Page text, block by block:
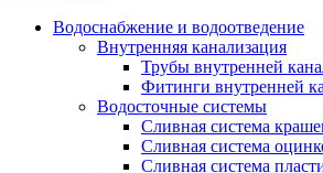
Водоснабжение и водоотведение
Внутренняя канализация
Трубы внутренней
Фитинги внутренней
Водосточные системы
Сливная система
Сливная система
Сливная система